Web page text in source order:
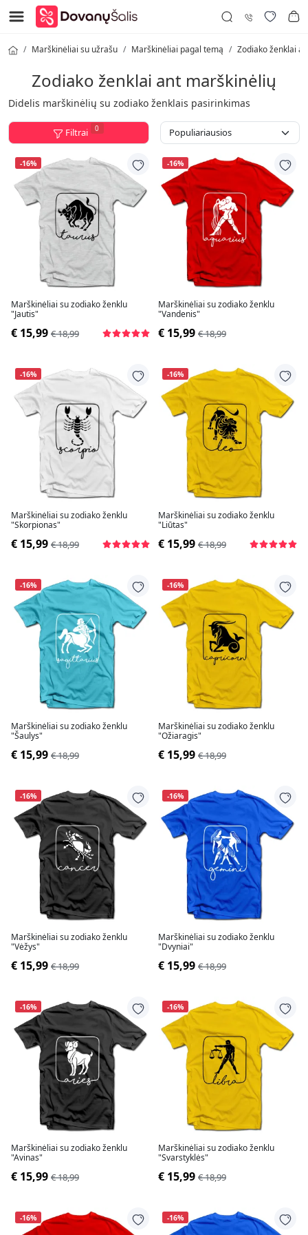
Marškinėliai su užrašu Marškinėliai pagal temą Zodiako ženklai
Zodiako ženklai ant marškinėlių
Didelis marškinėlių su zodiako ženklais pasirinkimas
Filtrai 0
-16%
Marškinėliai su zodiako ženklu
"Jautis"
€ 15,99 € 18,99
-16%
Marškinėliai su zodiako ženklu
"Vandenis"
€ 15,99 € 18,99
-16%
Marškinėliai su zodiako ženklu
"Skorpionas"
€ 15,99 € 18,99
-16%
Marškinėliai su zodiako ženklu
"Liūtas"
€ 15,99 € 18,99
-16%
Marškinėliai su zodiako ženklu
"Šaulys"
€ 15,99 € 18,99
-16%
Marškinėliai su zodiako ženklu
"Ožiaragis"
€ 15,99 € 18,99
-16%
Marškinėliai su zodiako ženklu
"Vėžys"
€ 15,99 € 18,99
-16%
Marškinėliai su zodiako ženklu
"Dvyniai"
€ 15,99 € 18,99
-16%
Marškinėliai su zodiako ženklu
"Avinas"
€ 15,99 € 18,99
-16%
Marškinėliai su zodiako ženklu
"Svarstyklės"
€ 15,99 € 18,99
-16% -16%